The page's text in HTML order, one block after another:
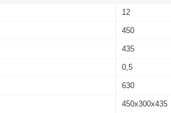
12
450
435
0,5
630
450х300х435